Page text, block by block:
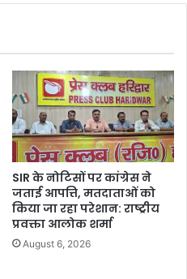
SIR के नोटिसों पर कांग्रेस ने
जताई आपत्ति, मतदाताओं को
किया जा रहा परेशान: राष्ट्रीय
प्रवक्ता आलोक शर्मा
August 6, 2026